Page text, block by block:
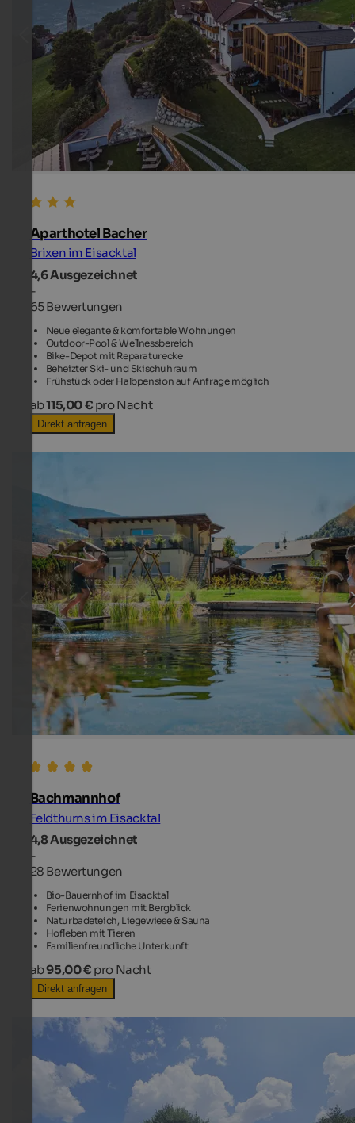
Aparthotel Bacher
Brixen im Eisacktal
4,6Ausgezeichnet
-
65 Bewertungen
Neue elegante & komfortable Wohnungen
Outdoor-Pool & Wellnessbereich
Bike-Depot mit Reparaturecke
Beheizter Ski- und Skischuhraum
Frühstück oder Halbpension auf Anfrage möglich
ab115,00 € pro Nacht
Direkt anfragen
Bachmannhof
Feldthurns im Eisacktal
4,8Ausgezeichnet
-
28 Bewertungen
Bio-Bauernhof im Eisacktal
Ferienwohnungen mit Bergblick
Naturbadeteich, Liegewiese & Sauna
Hofleben mit Tieren
Familienfreundliche Unterkunft
ab95,00 € pro Nacht
Direkt anfragen